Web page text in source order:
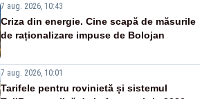
7 aug. 2026, 10:43
Criza din energie. Cine scapă de măsurile
de raționalizare impuse de Bolojan
7 aug. 2026, 10:01
Tarifele pentru rovinietă și sistemul